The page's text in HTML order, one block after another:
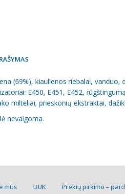
(69%), kiaulienos riebalai,
E450, E451, E452,
milteliai, prieskonių ekstraktai,
nevalgoma.
mus DUK Prekių pirkimo –